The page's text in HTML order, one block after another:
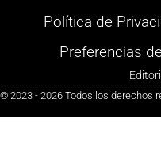
Política de
Preferencias
© 2023 - 2026 Todos los derechos